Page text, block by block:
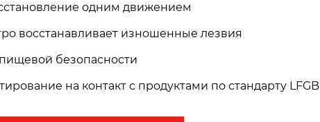
одним движением
восстанавливает изношенные лезвия
безопасности
на контакт с продуктами по стандарту LFGB